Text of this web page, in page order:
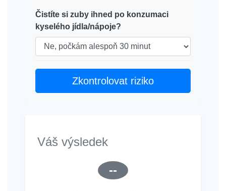
Čistíte si zuby ihned po konzumaci
kyselého jídla/nápoje?
Zkontrolovat riziko
Váš výsledek
--